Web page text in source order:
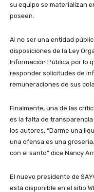
su equipo se materializan
poseen.
Al no ser una entidad
disposiciones de la Ley
Información Pública por lo
responder solicitudes de
remuneraciones de sus
Finalmente, una de las
es la falta de
los autores. “Darme una
una ofensa es una
con el santo” dice Nancy
El nuevo presidente de
está disponible en el sitio